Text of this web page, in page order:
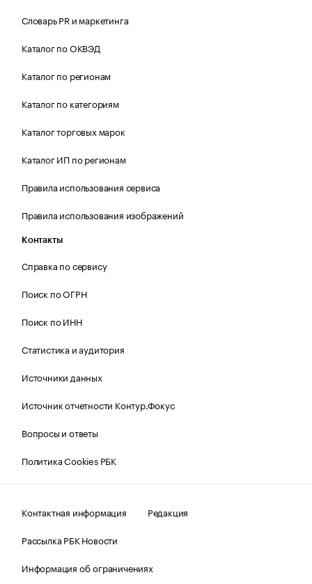
Словарь PR и маркетинга
Каталог по ОКВЭД
Каталог по регионам
Каталог по категориям
Каталог торговых марок
Каталог ИП по регионам
Правила использования сервиса
Правила использования изображений
Контакты
Справка по сервису
Поиск по ОГРН
Поиск по ИНН
Статистика и аудитория
Источники данных
Источник отчетности Контур.Фокус
Вопросы и ответы
Политика Cookies РБК
Контактная информация
Редакция
Рассылка РБК Новости
Информация об ограничениях